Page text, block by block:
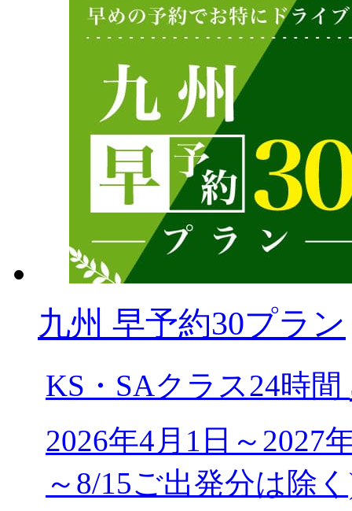
九州 早予約30プラン
KS・SAクラス24時間
2026年4月1日～2027
～8/15ご出発分は除